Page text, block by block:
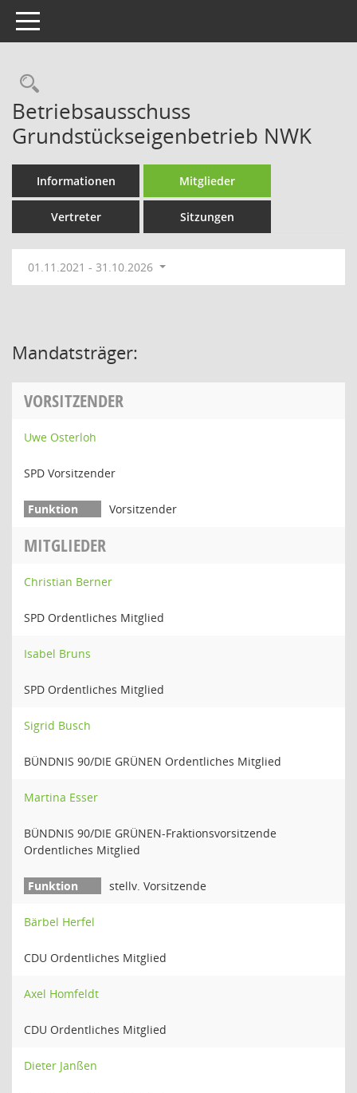
Toggle navigation
Rechercheauswahl
Betriebsausschuss
Grundstückseigenbetrieb NWK
Informationen Mitglieder
Vertreter Sitzungen
01.11.2021 - 31.10.2026
Mandatsträger:
VORSITZENDER
Uwe Osterloh
SPD Vorsitzender
Vorsitzender
MITGLIEDER
Christian Berner
SPD Ordentliches Mitglied
Isabel Bruns
SPD Ordentliches Mitglied
Sigrid Busch
BÜNDNIS 90/DIE GRÜNEN Ordentliches Mitglied
Martina Esser
BÜNDNIS 90/DIE GRÜNEN-Fraktionsvorsitzende
Ordentliches Mitglied
stellv. Vorsitzende
Bärbel Herfel
CDU Ordentliches Mitglied
Axel Homfeldt
CDU Ordentliches Mitglied
Dieter Janßen